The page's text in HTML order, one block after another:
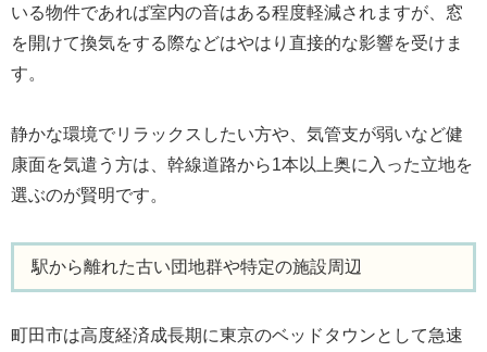
いる物件であれば室内の音はある程度軽減されますが、窓
を開けて換気をする際などはやはり直接的な影響を受けま
す。
静かな環境でリラックスしたい方や、気管支が弱いなど健
康面を気遣う方は、幹線道路から1本以上奥に入った立地を
選ぶのが賢明です。
駅から離れた古い団地群や特定の施設周辺
町田市は高度経済成長期に東京のベッドタウンとして急速